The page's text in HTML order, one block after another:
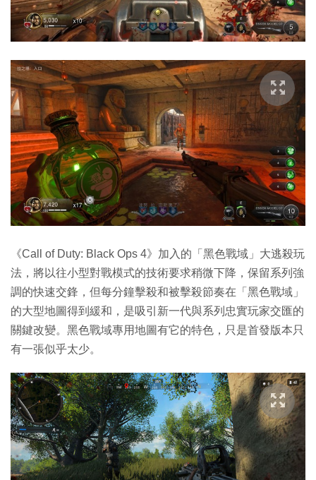
《Call of Duty: Black Ops 4》加入的「黑色戰域」大逃殺玩
法，將以往小型對戰模式的技術要求稍微下降，保留系列強
調的快速交鋒，但每分鐘擊殺和被擊殺節奏在「黑色戰域」
的大型地圖得到緩和，是吸引新一代與系列忠實玩家交匯的
關鍵改變。黑色戰域專用地圖有它的特色，只是首發版本只
有一張似乎太少。